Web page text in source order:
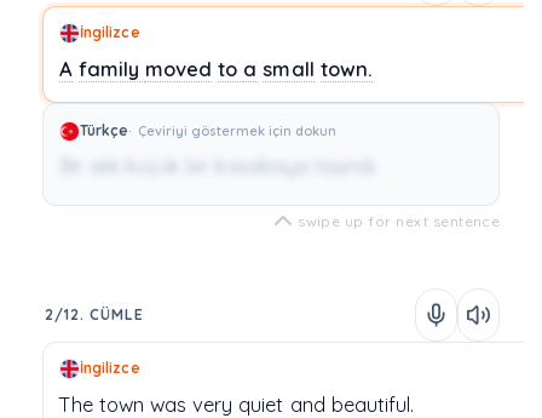
İngilizce
A family moved to a small town.
Türkçe Çeviriyi göstermek için dokun
Bir aile küçük bir kasabaya taşındı.
swipe up for next sentence
2/12. CÜMLE
İngilizce
The townwas very quiet and beautiful.